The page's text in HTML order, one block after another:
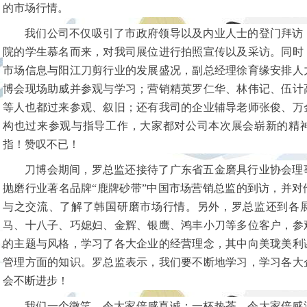
的市场行情。
我们公司不仅吸引了市政府领导以及内业人士的登门拜
院的学生慕名而来，对我司展位进行拍照宣传以及采访。同
市场信息与阳江刀剪行业的发展盛况，副总经理徐育缘安排
博会现场助威并参观与学习；营销精英罗仁华、林伟记、伍
等人也都过来参观、叙旧；还有我司的企业辅导老师张俊、
构也过来参观与指导工作，大家都对公司本次展会崭新的精
指！赞叹不已！
刀博会期间，罗总监还接待了广东省五金磨具行业协会
抛磨行业著名品牌“鹿牌砂带”中国市场营销总监的到访，并
与之交流、了解了韩国研磨市场行情。另外，罗总监还到各
马、十八子、巧媳妇、金辉、银鹰、鸿丰小刀等多位客户，
的主题与风格，学习了各大企业的经营理念，其中向美珑美
管理方面的知识。罗总监表示，我们要不断地学习，学习各
会不断进步！